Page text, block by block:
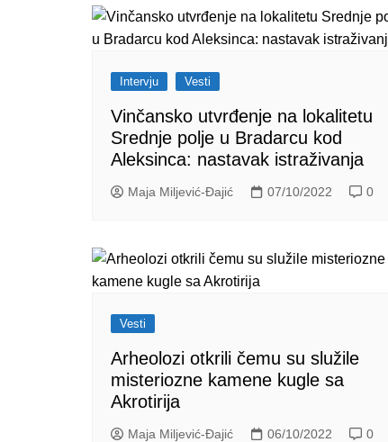
Intervju Vesti
Vinčansko utvrđenje na lokalitetu
Srednje polje u Bradarcu kod
Aleksinca: nastavak istraživanja
Maja Miljević-Đajić 07/10/2022 0
Vesti
Arheolozi otkrili čemu su služile
misteriozne kamene kugle sa
Akrotirija
Maja Miljević-Đajić 06/10/2022 0